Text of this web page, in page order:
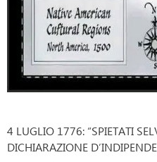
4 LUGLIO 1776: “SPIETATI
DICHIARAZIONE